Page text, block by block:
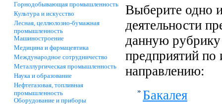
Горнодобывающая промышленность
Культура и искусство
Лесная, целлюлозно-бумажная
промышленность
Машиностроение
Медицина и фармацевтика
Международное сотрудничество
Металлургическая промышленность
Наука и образование
Нефтегазовая, топливная
промышленность
Оборудование и приборы
Выберите одно
деятельности
данную рубрику
предприятий
направлению:
Бакалея